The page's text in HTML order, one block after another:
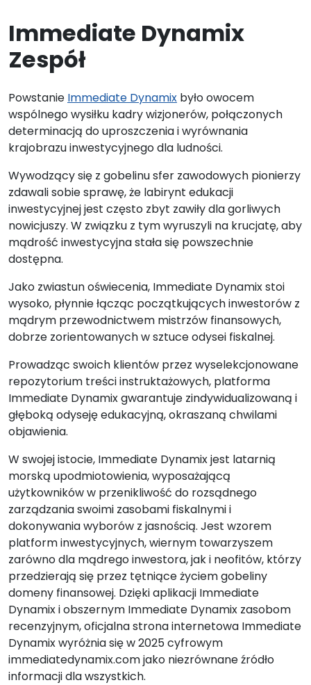
Immediate Dynamix
Zespół
Powstanie Immediate Dynamix było owocem
wspólnego wysiłku kadry wizjonerów, połączonych
determinacją do uproszczenia i wyrównania
krajobrazu inwestycyjnego dla ludności.
Wywodzący się z gobelinu sfer zawodowych pionierzy
zdawali sobie sprawę, że labirynt edukacji
inwestycyjnej jest często zbyt zawiły dla gorliwych
nowicjuszy. W związku z tym wyruszyli na krucjatę, aby
mądrość inwestycyjna stała się powszechnie
dostępna.
Jako zwiastun oświecenia, Immediate Dynamix stoi
wysoko, płynnie łącząc początkujących inwestorów z
mądrym przewodnictwem mistrzów finansowych,
dobrze zorientowanych w sztuce odysei fiskalnej.
Prowadząc swoich klientów przez wyselekcjonowane
repozytorium treści instruktażowych, platforma
Immediate Dynamix gwarantuje zindywidualizowaną i
głęboką odyseję edukacyjną, okraszaną chwilami
objawienia.
W swojej istocie, Immediate Dynamix jest latarnią
morską upodmiotowienia, wyposażającą
użytkowników w przenikliwość do rozsądnego
zarządzania swoimi zasobami fiskalnymi i
dokonywania wyborów z jasnością. Jest wzorem
platform inwestycyjnych, wiernym towarzyszem
zarówno dla mądrego inwestora, jak i neofitów, którzy
przedzierają się przez tętniące życiem gobeliny
domeny finansowej. Dzięki aplikacji Immediate
Dynamix i obszernym Immediate Dynamix zasobom
recenzyjnym, oficjalna strona internetowa Immediate
Dynamix wyróżnia się w 2025 cyfrowym
immediatedynamix.com jako niezrównane źródło
informacji dla wszystkich.